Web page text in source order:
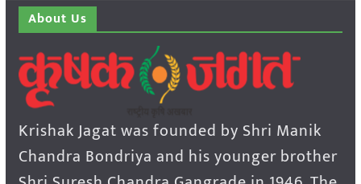
About Us
Krishak Jagat was founded by Shri Manik
Chandra Bondriya and his younger brother